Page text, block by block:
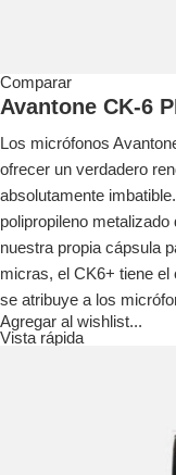
Comparar
Avantone CK-6
Los micrófonos
ofrecer un verdadero
absolutamente
polipropileno
nuestra propia cápsula
micras, el CK6+ tiene
se atribuye a los
Agregar al wishlist...
Vista rápida